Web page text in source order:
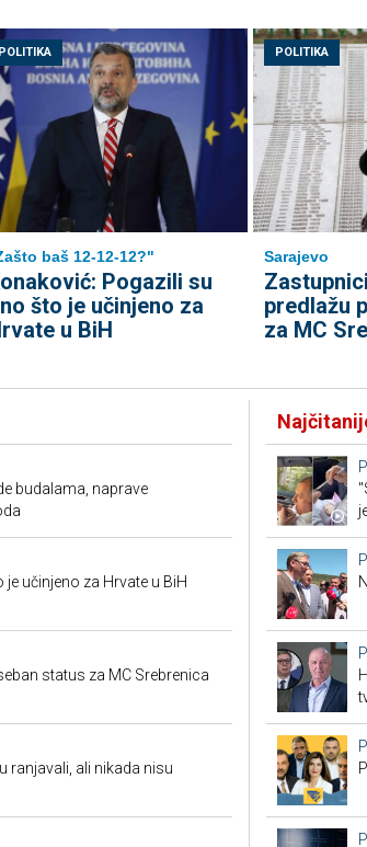
POLITIKA
baš 12-12-12?"
Pogazili su
što je učinjeno za
u BiH
POLITIKA
Sarajevo
predlažu
za MC
budalama, naprave
učinjeno za Hrvate u BiH
status za MC Srebrenica
ranjavali, ali nikada nisu